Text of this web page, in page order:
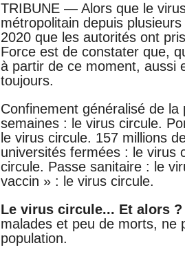
TRIBUNE — Alors que le
métropolitain depuis
2020 que les autorités ont
Force est de constater que,
à partir de ce moment, aussi
toujours.
Confinement généralisé de
semaines : le virus circule.
le virus circule. 157 millions
universités fermées : le virus
circule. Passe sanitaire : le
vaccin » : le virus circule.
Le virus circule... Et alors ?
malades et peu de morts, ne
population.